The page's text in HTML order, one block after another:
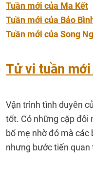
Tuần mới của Ma Kết
Tuần mới của Bảo
Tuần mới của Song
Tử vi tuần
Vận trình tình duyên
tốt. Có những cặp đôi
bố mẹ nhờ đó mà các
nhưng bước tiến